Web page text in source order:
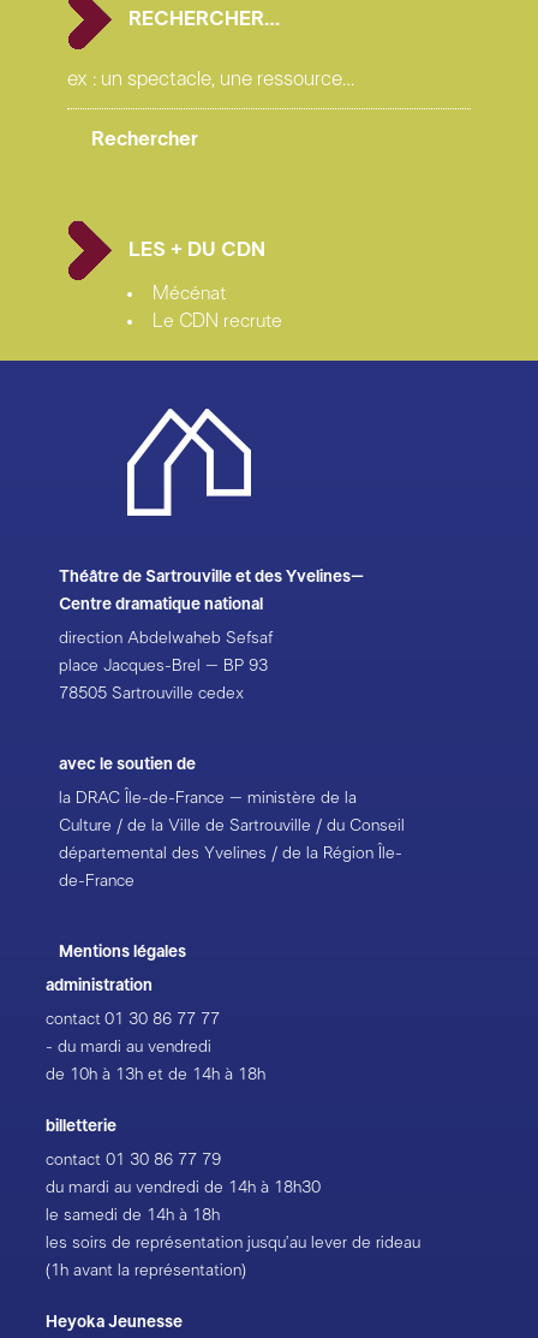
RECHERCHER…
LES + DU CDN
Mécénat
Le CDN recrute
Théâtre de Sartrouville et des Yvelines–
Centre dramatique national
direction Abdelwaheb Sefsaf
place Jacques-Brel – BP 93
78505 Sartrouville cedex
avec le soutien de
la DRAC Île-de-France – ministère de la
Culture / de la Ville de Sartrouville / du Conseil
départemental des Yvelines / de la Région Île-
de-France
Mentions légales
administration
contact01 30 86 77 77
- du mardi au vendredi
de 10h à 13h et de 14h à 18h
billetterie
contact01 30 86 77 79
du mardi au vendredi de 14h à 18h30
le samedi de 14h à 18h
les soirs de représentation jusqu’au lever de rideau
(1h avant la représentation)
Heyoka Jeunesse